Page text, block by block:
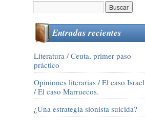
Entradas recientes
Literatura / Ceuta, primer paso
práctico
Opiniones literarias / El caso Israel
/ El caso Marruecos.
¿Una estrategia sionista suicida?